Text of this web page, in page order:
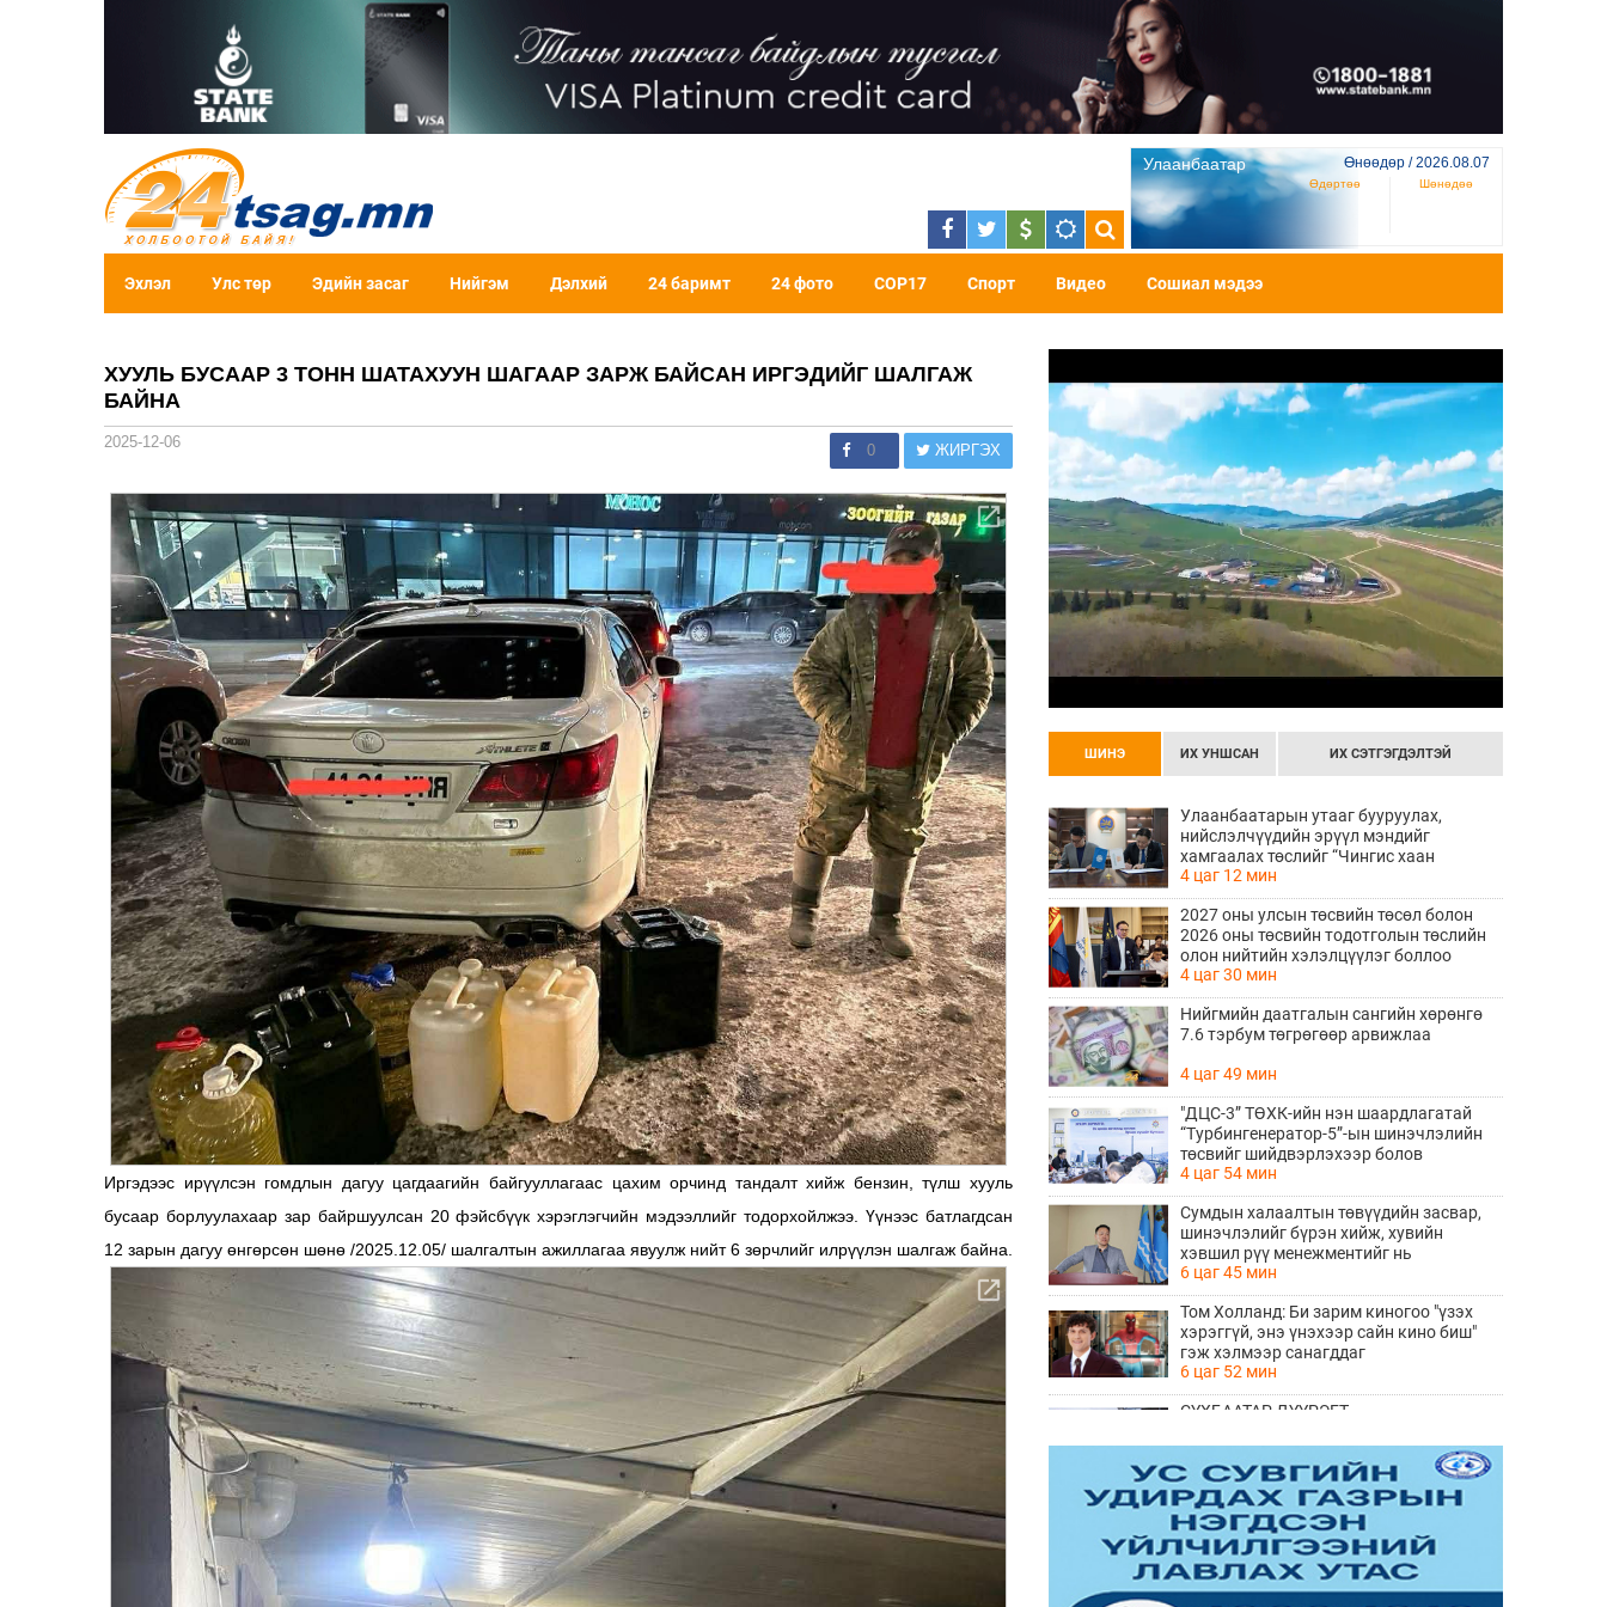
Улаанбаатар Өнөөдөр / 2026.08.07
Өдөртөө Шөнөдөө
Эхлэл Улс төр Эдийн засаг Нийгэм Дэлхий 24 баримт 24 фото COP17 Спорт Видео Сошиал мэдээ
ХУУЛЬ БУСААР 3 ТОНН ШАТАХУУН ШАГААР ЗАРЖ БАЙСАН ИРГЭДИЙГ ШАЛГАЖ
БАЙНА
2025-12-06 0 ЖИРГЭХ
Иргэдээс ирүүлсэн гомдлын дагуу цагдаагийн байгууллагаас цахим орчинд тандалт хийж бензин, түлш хууль
бусаар борлуулахаар зар байршуулсан 20 фэйсбүүк хэрэглэгчийн мэдээллийг тодорхойлжээ. Үүнээс батлагдсан
12 зарын дагуу өнгөрсөн шөнө /2025.12.05/ шалгалтын ажиллагаа явуулж нийт 6 зөрчлийг илрүүлэн шалгаж байна.
ШИНЭ ИХ УНШСАН ИХ СЭТГЭГДЭЛТЭЙ
Улаанбаатарын утааг бууруулах,
нийслэлчүүдийн эрүүл мэндийг
хамгаалах төслийг “Чингис хаан
баялгийн сан нэгдэл” ХХК-тай хамтран
хэрэгжүүлнэ
4 цаг 12 мин
2027 оны улсын төсвийн төсөл болон
2026 оны төсвийн тодотголын төслийн
олон нийтийн хэлэлцүүлэг боллоо
4 цаг 30 мин
Нийгмийн даатгалын сангийн хөрөнгө
7.6 тэрбум төгрөгөөр арвижлаа
4 цаг 49 мин
"ДЦС-3” ТӨХК-ийн нэн шаардлагатай
“Турбингенератор-5”-ын шинэчлэлийн
төсвийг шийдвэрлэхээр болов
4 цаг 54 мин
Сумдын халаалтын төвүүдийн засвар,
шинэчлэлийг бүрэн хийж, хувийн
хэвшил рүү менежментийг нь
шилжүүлсэн гэдгийг онцоллоо
6 цаг 45 мин
Том Холланд: Би зарим киногоо "үзэх
хэрэггүй, энэ үнэхээр сайн кино биш"
гэж хэлмээр санагддаг
6 цаг 52 мин
СҮХБААТАР ДҮҮРЭГТ
ҮРГЭЛЖИЛЖ БАЙНА
8 цаг 49 мин
Ирэх 10 хоногийн цаг агаарын
урьдчилсан төлөв
8 цаг 56 мин